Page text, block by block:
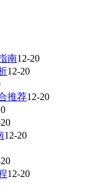
南12-20
12-20
推荐12-20
12-20
12-20